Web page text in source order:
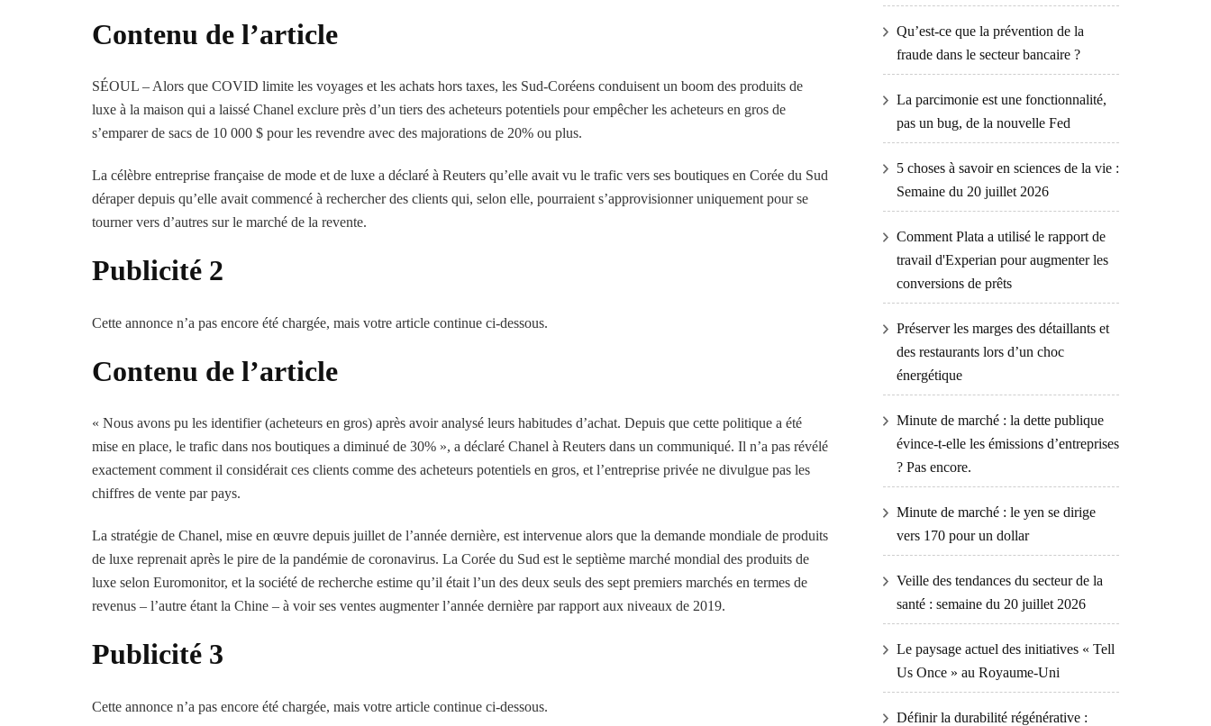
Contenu de l’article
SÉOUL – Alors que COVID limite les voyages et les achats hors taxes, les Sud-Coréens conduisent un boom des produits de
luxe à la maison qui a laissé Chanel exclure près d’un tiers des acheteurs potentiels pour empêcher les acheteurs en gros de
s’emparer de sacs de 10 000 $ pour les revendre avec des majorations de 20% ou plus.
La célèbre entreprise française de mode et de luxe a déclaré à Reuters qu’elle avait vu le trafic vers ses boutiques en Corée du Sud
déraper depuis qu’elle avait commencé à rechercher des clients qui, selon elle, pourraient s’approvisionner uniquement pour se
tourner vers d’autres sur le marché de la revente.
Publicité 2
Cette annonce n’a pas encore été chargée, mais votre article continue ci-dessous.
Contenu de l’article
« Nous avons pu les identifier (acheteurs en gros) après avoir analysé leurs habitudes d’achat. Depuis que cette politique a été
mise en place, le trafic dans nos boutiques a diminué de 30% », a déclaré Chanel à Reuters dans un communiqué. Il n’a pas révélé
exactement comment il considérait ces clients comme des acheteurs potentiels en gros, et l’entreprise privée ne divulgue pas les
chiffres de vente par pays.
La stratégie de Chanel, mise en œuvre depuis juillet de l’année dernière, est intervenue alors que la demande mondiale de produits
de luxe reprenait après le pire de la pandémie de coronavirus. La Corée du Sud est le septième marché mondial des produits de
luxe selon Euromonitor, et la société de recherche estime qu’il était l’un des deux seuls des sept premiers marchés en termes de
revenus – l’autre étant la Chine – à voir ses ventes augmenter l’année dernière par rapport aux niveaux de 2019.
Publicité 3
Cette annonce n’a pas encore été chargée, mais votre article continue ci-dessous.
Qu’est-ce que la prévention de la
fraude dans le secteur bancaire ?
La parcimonie est une fonctionnalité,
pas un bug, de la nouvelle Fed
5 choses à savoir en sciences de la vie :
Semaine du 20 juillet 2026
Comment Plata a utilisé le rapport de
travail d'Experian pour augmenter les
conversions de prêts
Préserver les marges des détaillants et
des restaurants lors d’un choc
énergétique
Minute de marché : la dette publique
évince-t-elle les émissions d’entreprises
? Pas encore.
Minute de marché : le yen se dirige
vers 170 pour un dollar
Veille des tendances du secteur de la
santé : semaine du 20 juillet 2026
Le paysage actuel des initiatives « Tell
Us Once » au Royaume-Uni
Définir la durabilité régénérative :